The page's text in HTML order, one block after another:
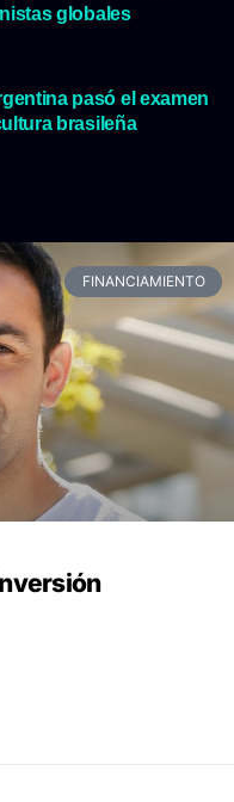
globales
pasó el examen
brasileña
FINANCIAMIENTO